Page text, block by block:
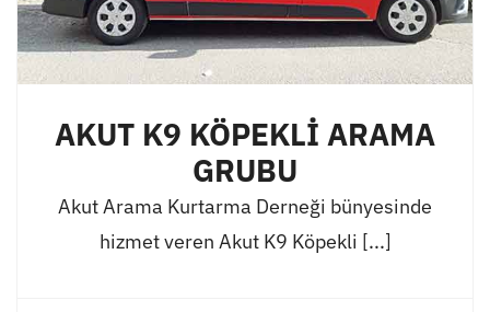
AKUT K9 KÖPEKLİ ARAMA
GRUBU
Akut Arama Kurtarma Derneği bünyesinde
hizmet veren Akut K9 Köpekli [...]